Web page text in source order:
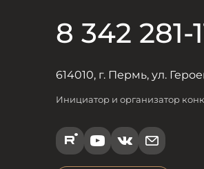
8 342 281-
614010, г. Пермь, ул.
Инициатор и организатор
R Y V e